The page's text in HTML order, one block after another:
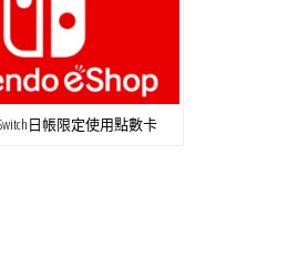
日帳限定使用點數卡